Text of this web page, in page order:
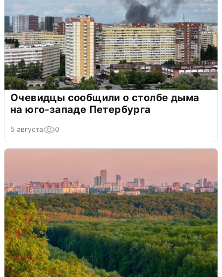
Очевидцы сообщили о столбе дыма
на юго-западе Петербурга
5 августа 0